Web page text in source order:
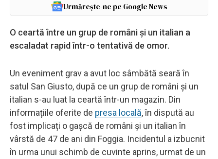
Urmărește-ne pe Google News
O ceartă între un grup de români și un italian a
escaladat rapid într-o tentativă de omor.
Un eveniment grav a avut loc sâmbătă seară în
satul San Giusto, după ce un grup de români și un
italian s-au luat la ceartă într-un magazin. Din
informațiile oferite de presa locală, în dispută au
fost implicați o gașcă de români și un italian în
vârstă de 47 de ani din Foggia. Incidentul a izbucnit
în urma unui schimb de cuvinte aprins, urmat de un